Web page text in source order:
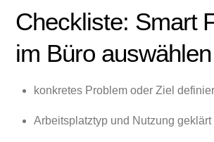
Checkliste: Smart
im Büro auswählen
konkretes Problem oder Ziel
Arbeitsplatztyp und Nutzung geklärt